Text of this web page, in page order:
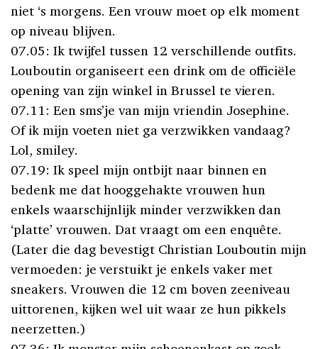
niet ‘s morgens. Een vrouw moet op elk moment
op niveau blijven.
07.05: Ik twijfel tussen 12 verschillende outfits.
Louboutin organiseert een drink om de officiële
opening van zijn winkel in Brussel te vieren.
07.11: Een sms’je van mijn vriendin Josephine.
Of ik mijn voeten niet ga verzwikken vandaag?
Lol, smiley.
07.19: Ik speel mijn ontbijt naar binnen en
bedenk me dat hooggehakte vrouwen hun
enkels waarschijnlijk minder verzwikken dan
‘platte’ vrouwen. Dat vraagt om een enquête.
(Later die dag bevestigt Christian Louboutin mijn
vermoeden: je verstuikt je enkels vaker met
sneakers. Vrouwen die 12 cm boven zeeniveau
uittorenen, kijken wel uit waar ze hun pikkels
neerzetten.)